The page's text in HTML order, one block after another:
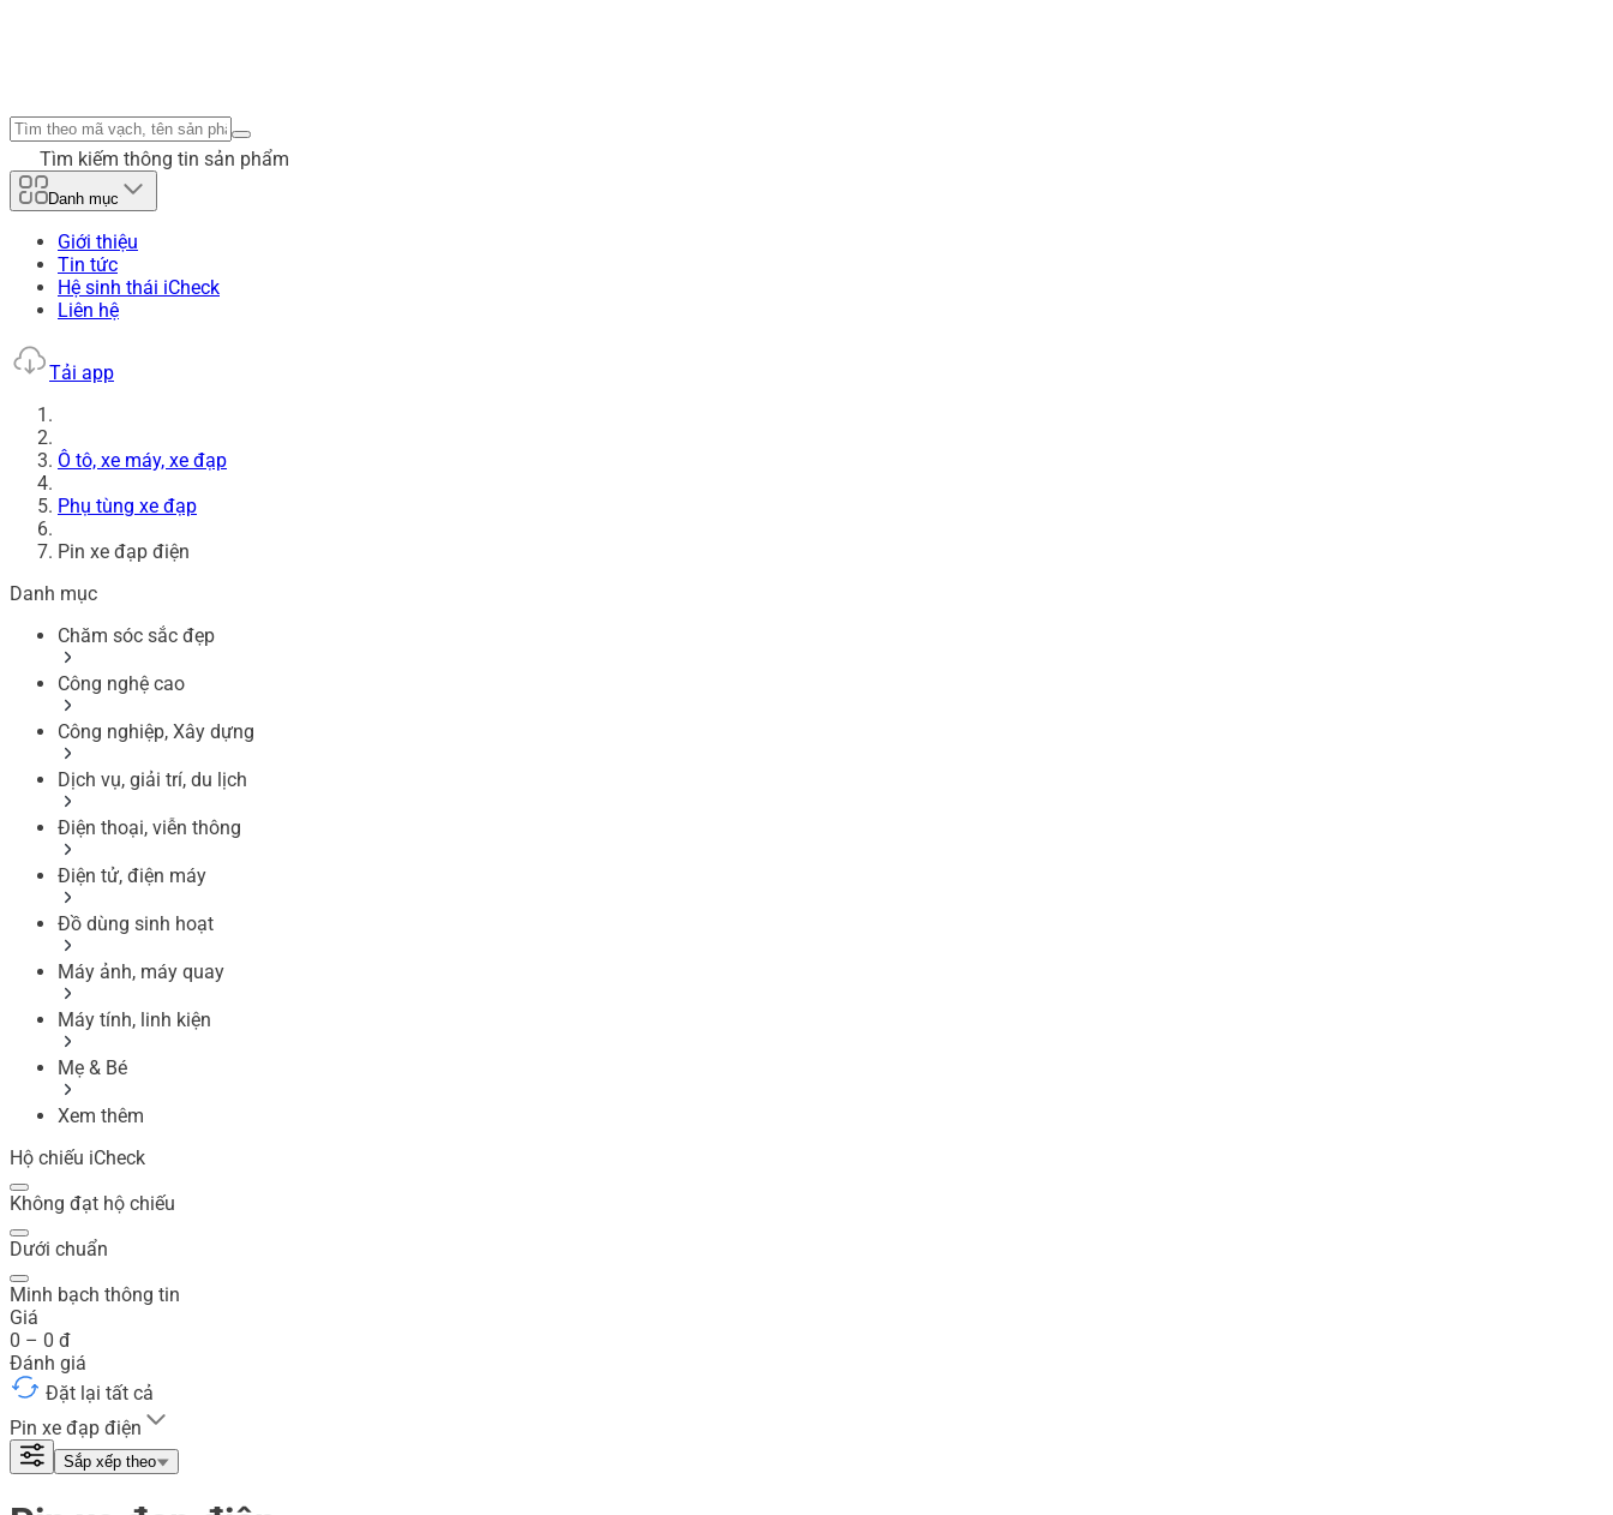
Tìm kiếm thông tin sản phẩm
Danh mục
Giới thiệu
Tin tức
Hệ sinh thái iCheck
Liên hệ
Tải app
Ô tô, xe máy, xe đạp
Phụ tùng xe đạp
Pin xe đạp điện
Danh mục
Chăm sóc sắc đẹp
Công nghệ cao
Công nghiệp, Xây dựng
Dịch vụ, giải trí, du lịch
Điện thoại, viễn thông
Điện tử, điện máy
Đồ dùng sinh hoạt
Máy ảnh, máy quay
Máy tính, linh kiện
Mẹ & Bé
Xem thêm
Hộ chiếu iCheck
Không đạt hộ chiếu
Dưới chuẩn
Minh bạch thông tin
Giá
0 – 0 đ
Đánh giá
Đặt lại tất cả
Pin xe đạp điện
Sắp xếp theo